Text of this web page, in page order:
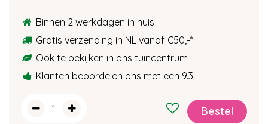
Binnen 2 werkdagen in huis
Gratis verzending in NL vanaf €50,-*
Ook te bekijken in ons tuincentrum
Klanten beoordelen ons met een 9.3!